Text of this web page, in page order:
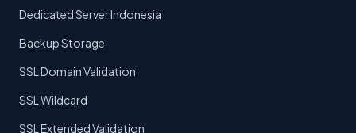
Dedicated Server Indonesia
Backup Storage
SSL Domain Validation
SSL Wildcard
SSL Extended Validation